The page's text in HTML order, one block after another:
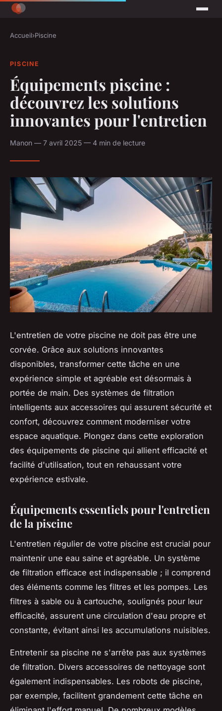
Accueil›Piscine
PISCINE
Équipements piscine :
découvrez les solutions
innovantes pour l'entretien
Manon — 7 avril 2025 — 4 min de lecture
L'entretien de votre piscine ne doit pas être une
corvée. Grâce aux solutions innovantes
disponibles, transformer cette tâche en une
expérience simple et agréable est désormais à
portée de main. Des systèmes de filtration
intelligents aux accessoires qui assurent sécurité et
confort, découvrez comment moderniser votre
espace aquatique. Plongez dans cette exploration
des équipements de piscine qui allient efficacité et
facilité d'utilisation, tout en rehaussant votre
expérience estivale.
Équipements essentiels pour l'entretien
de la piscine
L'entretien régulier de votre piscine est crucial pour
maintenir une eau saine et agréable. Un système
de filtration efficace est indispensable ; il comprend
des éléments comme les filtres et les pompes. Les
filtres à sable ou à cartouche, soulignés pour leur
efficacité, assurent une circulation d'eau propre et
constante, évitant ainsi les accumulations nuisibles.
Entretenir sa piscine ne s'arrête pas aux systèmes
de filtration. Divers accessoires de nettoyage sont
également indispensables. Les robots de piscine,
par exemple, facilitent grandement cette tâche en